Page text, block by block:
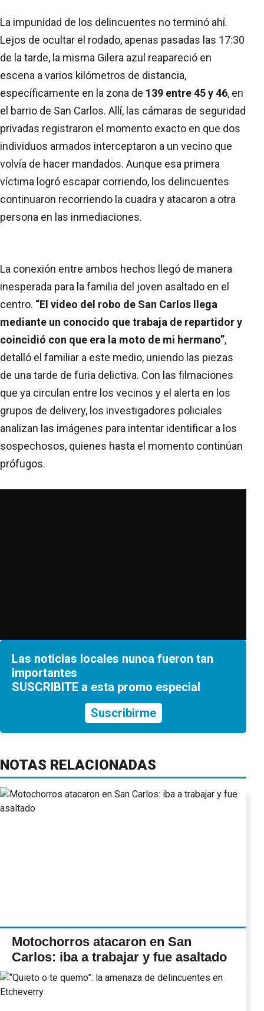
La impunidad de los delincuentes no terminó ahí.
Lejos de ocultar el rodado, apenas pasadas las 17:30
de la tarde, la misma Gilera azul reapareció en
escena a varios kilómetros de distancia,
específicamente en la zona de 139 entre 45 y 46, en
el barrio de San Carlos. Allí, las cámaras de seguridad
privadas registraron el momento exacto en que dos
individuos armados interceptaron a un vecino que
volvía de hacer mandados. Aunque esa primera
víctima logró escapar corriendo, los delincuentes
continuaron recorriendo la cuadra y atacaron a otra
persona en las inmediaciones.
La conexión entre ambos hechos llegó de manera
inesperada para la familia del joven asaltado en el
centro. “El video del robo de San Carlos llega
mediante un conocido que trabaja de repartidor y
coincidió con que era la moto de mi hermano”,
detalló el familiar a este medio, uniendo las piezas
de una tarde de furia delictiva. Con las filmaciones
que ya circulan entre los vecinos y el alerta en los
grupos de delivery, los investigadores policiales
analizan las imágenes para intentar identificar a los
sospechosos, quienes hasta el momento continúan
prófugos.
Las noticias locales nunca fueron tan
importantes
SUSCRIBITE a esta promo especial
Suscribirme
NOTAS RELACIONADAS
Motochorros atacaron en San
Carlos: iba a trabajar y fue asaltado